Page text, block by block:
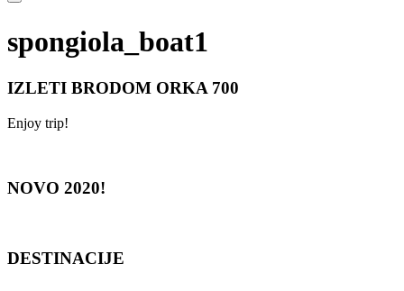
spongiola_boat1
IZLETI BRODOM ORKA 700
Enjoy trip!
NOVO 2020!
DESTINACIJE